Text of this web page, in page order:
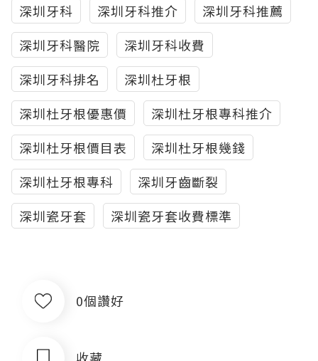
深圳牙科 深圳牙科推介
深圳牙科推薦
深圳牙科醫院
深圳牙科收費
深圳牙科排名
深圳杜牙根
深圳杜牙根優惠價
深圳杜牙根專科推介
深圳杜牙根價目表
深圳杜牙根幾錢
深圳杜牙根專科
深圳牙齒斷裂
深圳瓷牙套
深圳瓷牙套收費標準
0個讚好